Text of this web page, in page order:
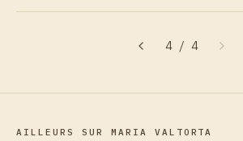
4/ 4
AILLEURS SUR MARIA VALTORTA